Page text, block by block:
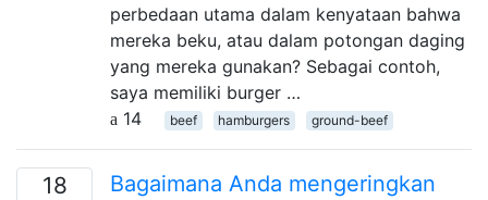
perbedaan utama dalam kenyataan bahwa
mereka beku, atau dalam potongan daging
yang mereka gunakan? Sebagai contoh,
saya memiliki burger …
14
beef hamburgers ground-beef
18
Bagaimana Anda mengeringkan